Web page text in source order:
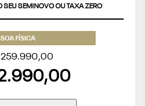
SEU SEMINOVO OU TAXA ZERO
FÍSICA
259.990,00